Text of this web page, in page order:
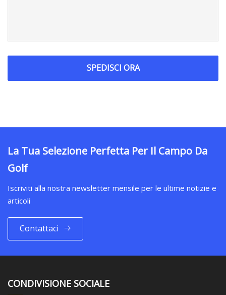
SPEDISCI ORA
La Tua Selezione Perfetta Per Il Campo Da
Golf
Iscriviti alla nostra newsletter mensile per le ultime notizie e
articoli
Contattaci
CONDIVISIONE SOCIALE